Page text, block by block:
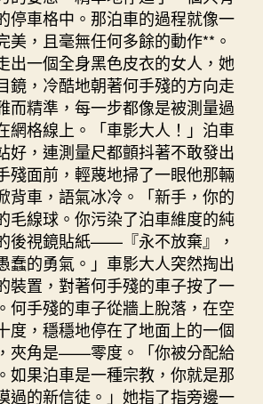
停車格中。那泊車的過程就像一
美，且毫無任何多餘的動作**。
出一個全身黑色皮衣的女人，她
鏡，冷酷地朝著何手殘的方向走
而精準，每一步都像是被測量過
網格線上。「車影大人！」泊車
好，連測量尺都顫抖著不敢發出
殘面前，輕蔑地掃了一眼他那輛
背車，語氣冰冷。「新手，你的
毛線球。你污染了泊車維度的純
後視鏡貼紙——『永不放棄』，
蠢的勇氣。」車影大人突然掏出
裝置，對著何手殘的車子按了一
何手殘的車子從牆上脫落，在空
度，穩穩地停在了地面上的一個
夾角是——零度。「你被分配給
如果泊車是一種宗教，你就是那
過的新信徒。」她指了指旁邊一